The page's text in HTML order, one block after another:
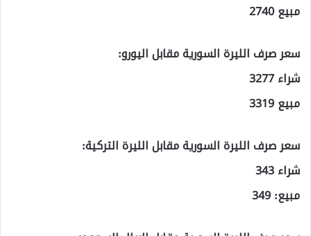
مبيع 2740
سعر صرف الليرة السورية مقابل اليورو:
شراء 3277
مبيع 3319
سعر صرف الليرة السورية مقابل الليرة التركية:
شراء 343
مبيع: 349